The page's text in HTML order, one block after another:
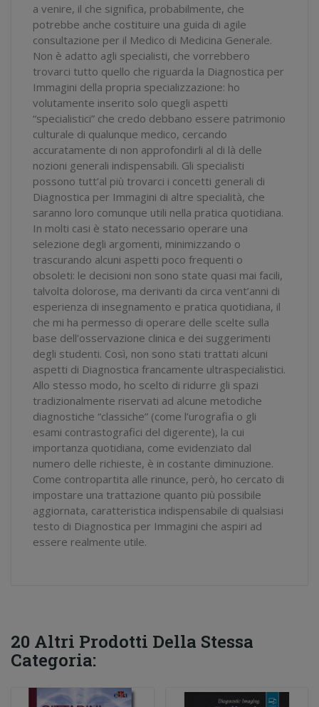
a venire, il che significa, probabilmente, che
potrebbe anche costituire una guida di agile
consultazione per il Medico di Medicina Generale.
Non è adatto agli specialisti, che vorrebbero
trovarci tutto quello che riguarda la Diagnostica per
Immagini della propria specializzazione: ho
volutamente inserito solo quegli aspetti
“specialistici” che credo debbano essere patrimonio
culturale di qualunque medico, cercando
accuratamente di non approfondirli al di là delle
nozioni generali indispensabili. Gli specialisti
possono tutt’al più trovarci i concetti generali di
Diagnostica per Immagini di altre specialità, che
saranno loro comunque utili nella pratica quotidiana.
In molti casi è stato necessario operare una
selezione degli argomenti, minimizzando o
trascurando alcuni aspetti poco frequenti o
obsoleti: le decisioni non sono state quasi mai facili,
talvolta dolorose, ma derivanti da circa vent’anni di
esperienza di insegnamento e pratica quotidiana, il
che mi ha permesso di operare delle scelte sulla
base dell’osservazione clinica e dei suggerimenti
degli studenti. Così, non sono stati trattati alcuni
aspetti di Diagnostica francamente ultraspecialistici.
Allo stesso modo, ho scelto di ridurre gli spazi
tradizionalmente riservati ad alcune metodiche
diagnostiche “classiche” (come l’urografia o gli
esami contrastografici del digerente), la cui
importanza quotidiana, come evidenziato dal
numero delle richieste, è in costante diminuzione.
Come contropartita alle rinunce, però, ho cercato di
impostare una trattazione quanto più possibile
aggiornata, caratteristica indispensabile di qualsiasi
testo di Diagnostica per Immagini che aspiri ad
essere realmente utile.
20 Altri Prodotti Della Stessa
Categoria: